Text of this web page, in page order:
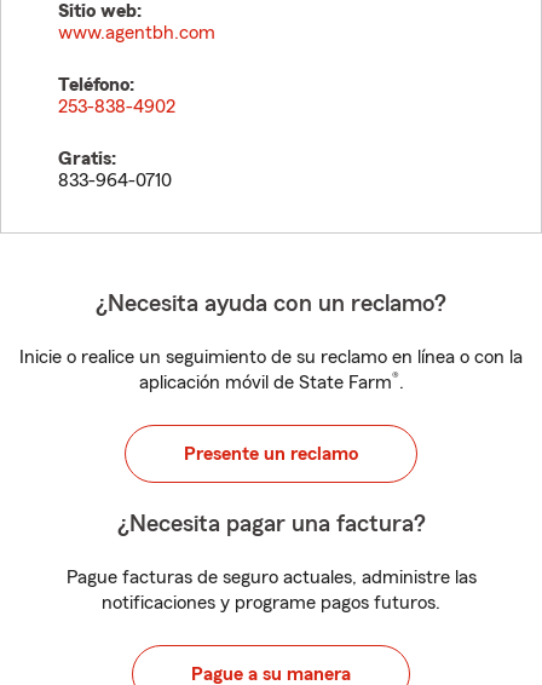
Sitio web:
www.agentbh.com
Teléfono:
253-838-4902
Gratis:
833-964-0710
¿Necesita ayuda con un reclamo?
Inicie o realice un seguimiento de su reclamo en línea o con la
aplicación móvil de State Farm®.
Presente un reclamo
¿Necesita pagar una factura?
Pague facturas de seguro actuales, administre las
notificaciones y programe pagos futuros.
Pague a su manera